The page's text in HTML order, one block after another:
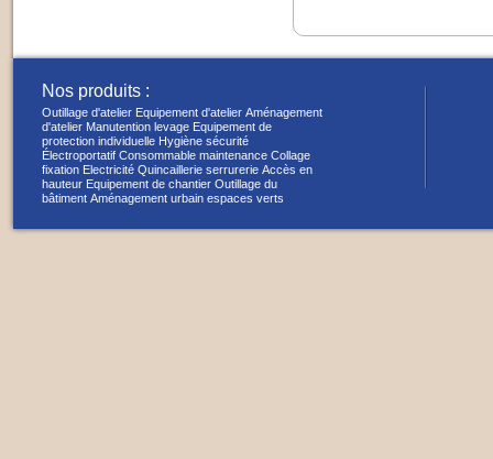
Nos produits :
Outillage d'atelier Equipement d'atelier Aménagement
d'atelier Manutention levage Equipement de
protection individuelle Hygiène sécurité
Électroportatif Consommable maintenance Collage
fixation Electricité Quincaillerie serrurerie Accès en
hauteur Equipement de chantier Outillage du
bâtiment Aménagement urbain espaces verts